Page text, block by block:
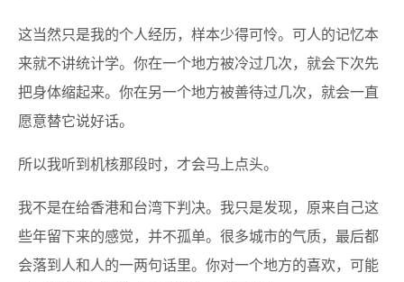
这当然只是我的个人经历，样本少得可怜。可人的记忆本
来就不讲统计学。你在一个地方被冷过几次，就会下次先
把身体缩起来。你在另一个地方被善待过几次，就会一直
愿意替它说好话。
所以我听到机核那段时，才会马上点头。
我不是在给香港和台湾下判决。我只是发现，原来自己这
些年留下来的感觉，并不孤单。很多城市的气质，最后都
会落到人和人的一两句话里。你对一个地方的喜欢，可能